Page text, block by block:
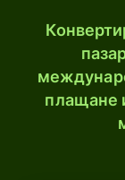
плащане